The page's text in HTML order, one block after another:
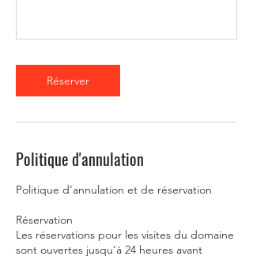
Réserver
Politique d'annulation
Politique d’annulation et de réservation
Réservation
Les réservations pour les visites du domaine
sont ouvertes jusqu’à 24 heures avant